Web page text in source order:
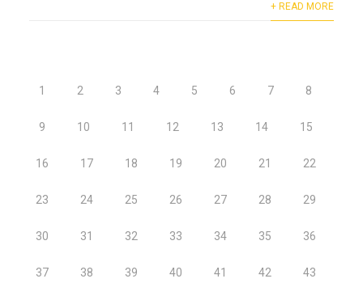
+ READ MORE
1 2 3 4 5 6 7 8
9 10 11 12 13 14 15
16 17 18 19 20 21 22
23 24 25 26 27 28 29
30 31 32 33 34 35 36
37 38 39 40 41 42 43